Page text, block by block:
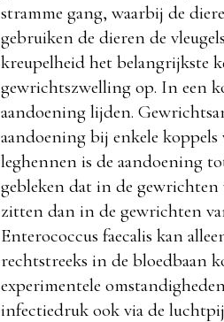
stramme gang, waarbij de
gebruiken de dieren de
kreupelheid het belangrijkste
gewrichtszwelling op. In een
aandoening lijden.
aandoening bij enkele
leghennen is de aandoening
gebleken dat in de
zitten dan in de gewrichten
Enterococcus faecalis kan
rechtstreeks in de bloedbaan
experimentele
infectiedruk ook via de